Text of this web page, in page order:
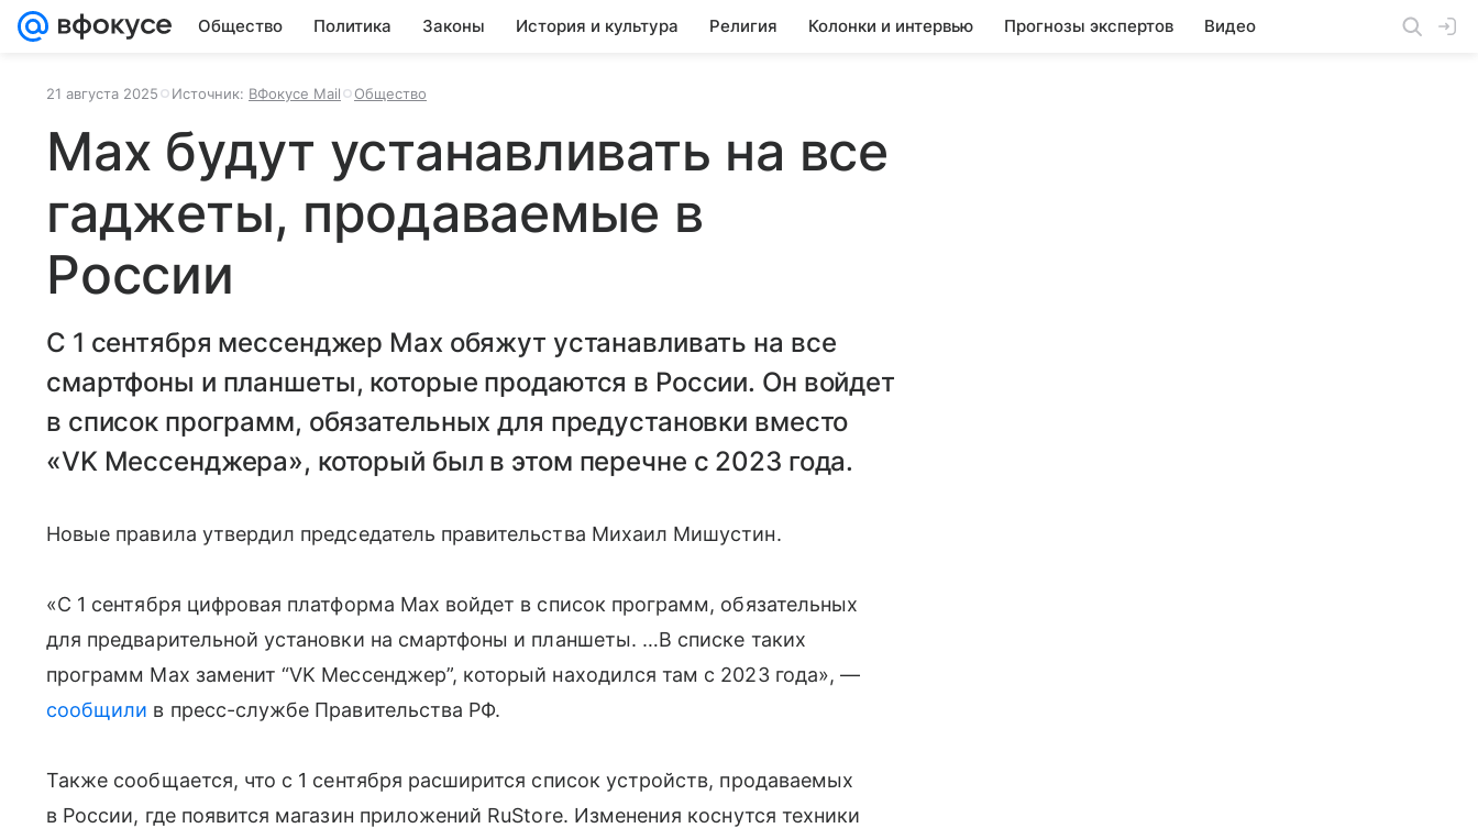
Общество Политика Законы История и культура Религия Колонки и интервью Прогнозы экспертов Видео
21 августа 2025 Источник: ВФокусе Mail Общество
Max будут устанавливать на все
гаджеты, продаваемые в
России
C 1 сентября мессенджер Max обяжут устанавливать на все
смартфоны и планшеты, которые продаются в России. Он войдет
в список программ, обязательных для предустановки вместо
«VK Мессенджера», который был в этом перечне с 2023 года.
Новые правила утвердил председатель правительства Михаил Мишустин.
«С 1 сентября цифровая платформа Max войдет в список программ, обязательных
для предварительной установки на смартфоны и планшеты. …В списке таких
программ Max заменит “VK Мессенджер”, который находился там с 2023 года», —
сообщили в пресс-службе Правительства РФ.
Также сообщается, что с 1 сентября расширится список устройств, продаваемых
в России, где появится магазин приложений RuStore. Изменения коснутся техники